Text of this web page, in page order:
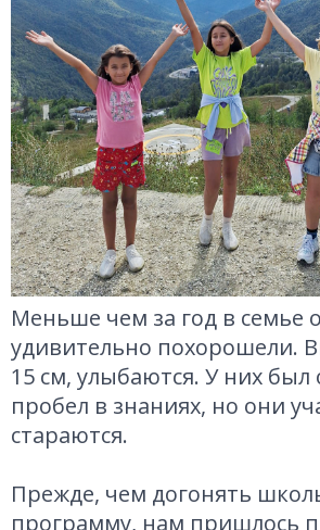
Меньше чем за год в семье
удивительно похорошели.
15 см, улыбаются. У них
пробел в знаниях, но они
стараются.
Прежде, чем догонять
программу, нам пришлось